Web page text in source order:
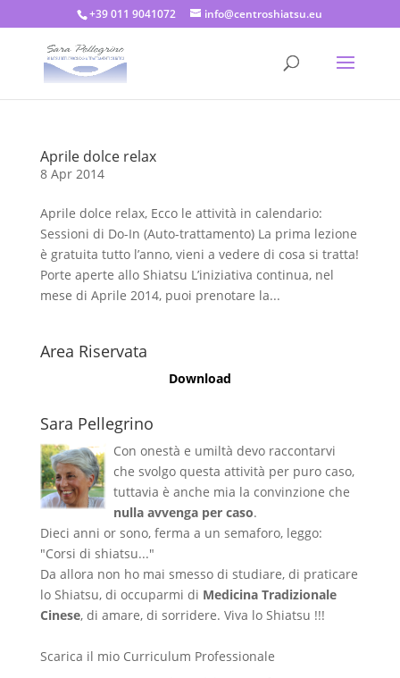
+39 011 9041072 info@centroshiatsu.eu
Aprile dolce relax
8 Apr 2014
Aprile dolce relax, Ecco le attività in calendario:
Sessioni di Do-In (Auto-trattamento) La prima lezione
è gratuita tutto l’anno, vieni a vedere di cosa si tratta!
Porte aperte allo Shiatsu L’iniziativa continua, nel
mese di Aprile 2014, puoi prenotare la...
Area Riservata
Download
Sara Pellegrino
Con onestà e umiltà devo raccontarvi
che svolgo questa attività per puro caso,
tuttavia è anche mia la convinzione che
nulla avvenga per caso.
Dieci anni or sono, ferma a un semaforo, leggo:
"Corsi di shiatsu..."
Da allora non ho mai smesso di studiare, di praticare
lo Shiatsu, di occuparmi di Medicina Tradizionale
Cinese, di amare, di sorridere. Viva lo Shiatsu !!!
Scarica il mio Curriculum Professionale